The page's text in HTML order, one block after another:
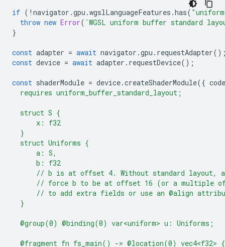
if ( ! navigator .gpu .wgslLanguageFeatures .has(
throw new Error( `WGSL uniform buffer standard
}
const adapter = await navigator .gpu . requestAdapter
const device = await adapter . requestDevice();
const shaderModule = device.createShaderModule({ code
  requires uniform_buffer_standard_layout;
  struct S {
      x: f32
  }
  struct Uniforms {
      a: S,
      b: f32
// b is at offset 4. Without standard layout,
// force b to be at offset 16 (or a multiple
// to add extra fields or use an @align
  }
  @group(0) @binding(0) var<uniform> u: Uniforms;
  @fragment fn fs_main() -> @location(0) vec4<f32> {